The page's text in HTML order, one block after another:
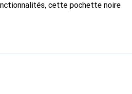
cette pochette noire
de ton smartphone restent bien